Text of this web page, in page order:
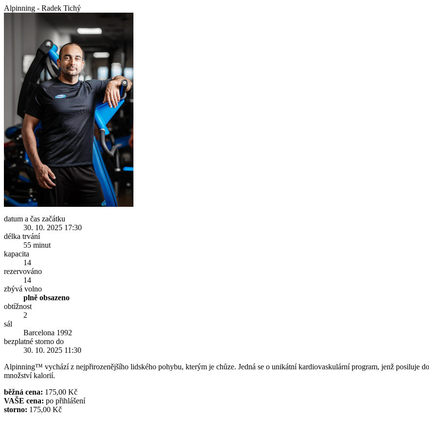
Alpinning - Radek Tichý
datum a čas začátku
30. 10. 2025 17:30
délka trvání
55 minut
kapacita
14
rezervováno
14
zbývá volno
plně obsazeno
obtížnost
2
sál
Barcelona 1992
bezplatné storno do
30. 10. 2025 11:30
Alpinning™ vychází z nejpřirozenějšího lidského pohybu, kterým je chůze. Jedná se o unikátní kardiovaskulární program, jenž posiluje
množství kalorií.
běžná cena: 175,00 Kč
VAŠE cena: po přihlášení
storno: 175,00 Kč